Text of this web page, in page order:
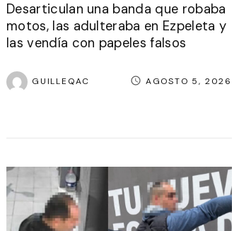
Desarticulan una banda que robaba
motos, las adulteraba en Ezpeleta y
las vendía con papeles falsos
GUILLEQAC AGOSTO 5, 2026